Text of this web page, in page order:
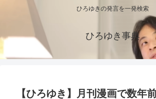
ひろゆきの発言を一発検索
ひろゆき事典
【ひろゆき】月刊漫画で数年